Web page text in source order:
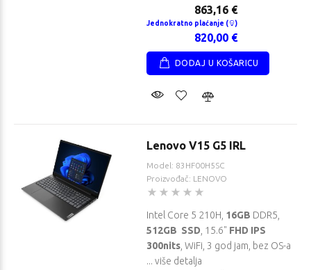
863,16 €
Jednokratno plaćanje ( )
820,00 €
DODAJ U KOŠARICU
Lenovo V15 G5 IRL
Model: 83HF00H5SC
Proizvođač: LENOVO
Intel Core 5 210H, 16GB DDR5,
512GB SSD , 15.6" FHD IPS
300nits , WiFi, 3 god jam, bez OS-a
... više detalja